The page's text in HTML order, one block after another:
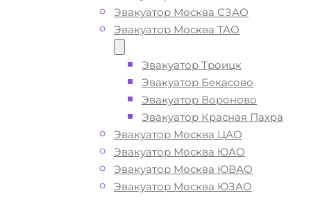
Эвакуатор Москва СЗАО
Эвакуатор Москва ТАО
Эвакуатор Троицк
Эвакуатор Бекасово
Эвакуатор Вороново
Эвакуатор Красная Пахра
Эвакуатор Москва ЦАО
Эвакуатор Москва ЮАО
Эвакуатор Москва ЮВАО
Эвакуатор Москва ЮЗАО
Вызвать эвакуатор в
Долгопрудном
Эвакуатор Долгопрудный дешево -
приедем быстро, при срочном
подача ближайшего эвакуатора в
Долгопрудном производится